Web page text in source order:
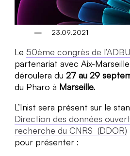
23.09.2021
Le 50ème congrès de l’ADBU
partenariat avec Aix-
déroulera du 27 au 29
du Pharo à Marseille.
L’Inist sera présent sur le
Direction des données
recherche du CNRS (DDOR)
pour présenter :